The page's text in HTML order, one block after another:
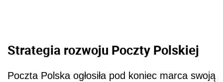
Strategia rozwoju Poczty Polskiej
Poczta Polska ogłosiła pod koniec marca swoją